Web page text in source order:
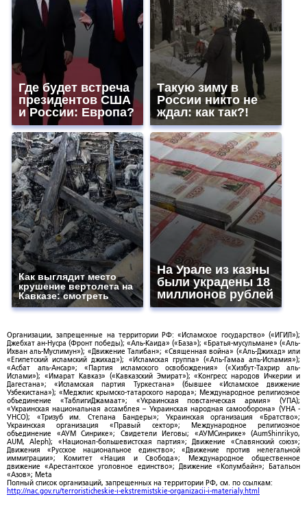
Где будет встреча
президентов США
и России: Европа?
Такую зиму в
России никто не
ждал: как так?!
Как выглядит место
крушение вертолета на
Кавказе: смотреть
На Урале из казны
были украдены 18
миллионов рублей
Организации, запрещенные на территории РФ: «Исламское государство» («ИГИЛ»);
Джебхат ан-Нусра (Фронт победы); «Аль-Каида» («База»); «Братья-мусульмане» («Аль-
Ихван аль-Муслимун»); «Движение Талибан»; «Священная война» («Аль-Джихад» или
«Египетский исламский джихад»); «Исламская группа» («Аль-Гамаа аль-Исламия»);
«Асбат аль-Ансар»; «Партия исламского освобождения» («Хизбут-Тахрир аль-
Ислами»); «Имарат Кавказ» («Кавказский Эмират»); «Конгресс народов Ичкерии и
Дагестана»; «Исламская партия Туркестана» (бывшее «Исламское движение
Узбекистана»); «Меджлис крымско-татарского народа»; Международное религиозное
объединение «ТаблигиДжамаат»; «Украинская повстанческая армия» (УПА);
«Украинская национальная ассамблея – Украинская народная самооборона» (УНА -
УНСО); «Тризуб им. Степана Бандеры»; Украинская организация «Братство»;
Украинская организация «Правый сектор»; Международное религиозное
объединение «АУМ Синрике»; Свидетели Иеговы; «АУМСинрике» (AumShinrikyo,
AUM, Aleph); «Национал-большевистская партия»; Движение «Славянский союз»;
Движения «Русское национальное единство»; «Движение против нелегальной
иммиграции»; Комитет «Нация и Свобода»; Международное общественное
движение «Арестантское уголовное единство»; Движение «Колумбайн»; Батальон
«Азов»; Meta
Полный список организаций, запрещенных на территории РФ, см. по ссылкам:
http://nac.gov.ru/terroristicheskie-i-ekstremistskie-organizacii-i-materialy.html